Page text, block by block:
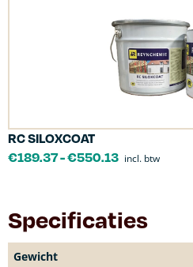
RC SILOXCOAT
€189.37-€550.13 incl. btw
Specificaties
Gewicht